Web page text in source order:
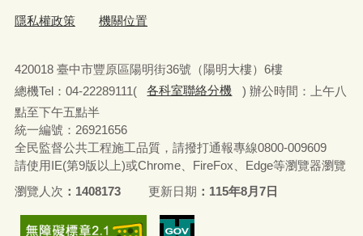
隱私權政策 機關位置
420018 臺中市豐原區陽明街36號（陽明大樓）6樓
總機Tel：04-22289111(
各科室聯絡分機
) 辦公時間：上午八
點至下午五點半
統一編號：26921656
全民監督公共工程施工品質，請撥打通報專線0800-009609
請使用IE(第9版以上)或Chrome、FireFox、Edge等瀏覽器瀏覽
瀏覽人次
1408173 更新日期 115年8月7日